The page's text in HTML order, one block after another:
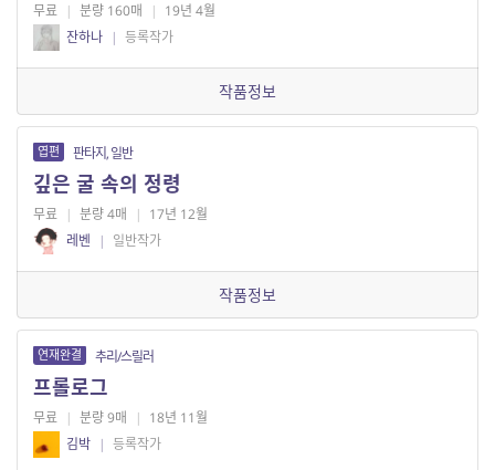
무료 | 분량 160매 | 19년 4월
잔하나 | 등록작가
작품정보
엽편 판타지, 일반
깊은 굴 속의 정령
무료 | 분량 4매 | 17년 12월
레벤
| 일반작가
작품정보
연재완결 추리/스릴러
프롤로그
무료 | 분량 9매 | 18년 11월
김박 | 등록작가